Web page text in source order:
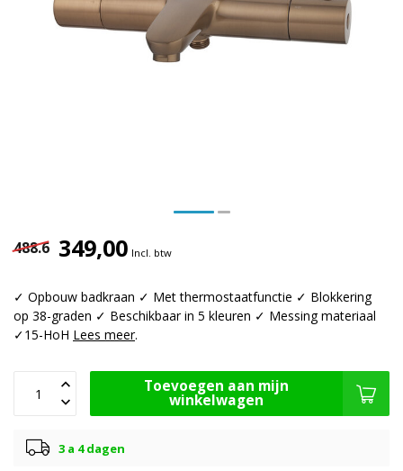
488.6 349,00 Incl. btw
✓ Opbouw badkraan ✓ Met thermostaatfunctie ✓ Blokkering
op 38-graden ✓ Beschikbaar in 5 kleuren ✓ Messing materiaal
✓15-HoH Lees meer.
Toevoegen aan mijn
winkelwagen
3 a 4 dagen